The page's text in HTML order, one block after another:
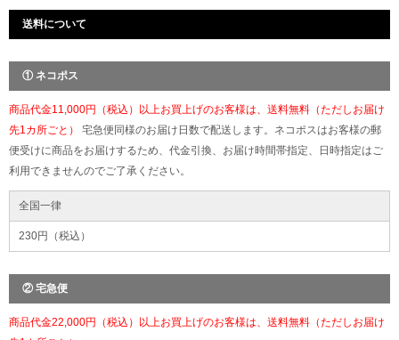
送料について
① ネコポス
商品代金11,000円（税込）以上お買上げのお客様は、送料無料（ただしお届け
先1カ所ごと） 宅急便同様のお届け日数で配送します。ネコポスはお客様の郵
便受けに商品をお届けするため、代金引換、お届け時間帯指定、日時指定はご
利用できませんのでご了承ください。
全国一律
230円（税込）
② 宅急便
商品代金22,000円（税込）以上お買上げのお客様は、送料無料（ただしお届け